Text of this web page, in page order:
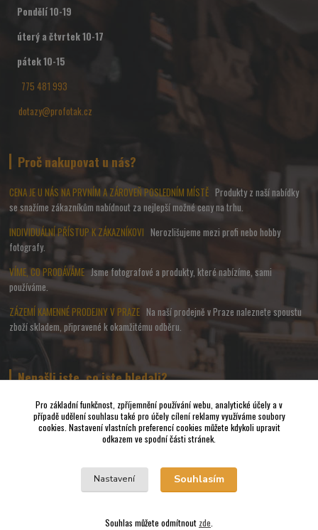
Pondělí 10-19
úterý a čtvrtek 10-17
pátek 10-15
775 481 993
dotazy@profotak.cz
Proč nakupovat u nás?
CENA JE U NÁS NA PRVNÍM A ZÁROVEŇ POSLEDNÍM MÍSTĚ Produkty z naší nabídky
se snažíme zákazníkům nabídnout za nejlepší možné ceny na trhu.
INDIVIDUÁLNÍ PŘÍSTUP K ZÁKAZNÍKOVINerozlišujeme mezi profi nebo hobby
fotografy.
VÍME, CO PRODÁVÁMEJsme fotografové a produkty, které nabízíme, sami
používáme.
ZÁZEMÍ KAMENNÉ PRODEJNY V PRAZENa naší prodejně v Praze naleznete spoustu
zboží skladem, připravené k okamžitému odběru.
Nenašli jste, co jste hledali?
Napište nám a pokusíme se udělat vše, abychom pro Vás sehnali to
nejvhodnější FOTO a VIDEO příslušenství.
Pro základní funkčnost, zpříjemnění používání webu, analytické účely a v
případě udělení souhlasu také pro účely cílení reklamy využíváme soubory
cookies. Nastavení vlastních preferencí cookies můžete kdykoli upravit
odkazem ve spodní části stránek.
Nastavení Souhlasím
Souhlas můžete odmítnout zde.